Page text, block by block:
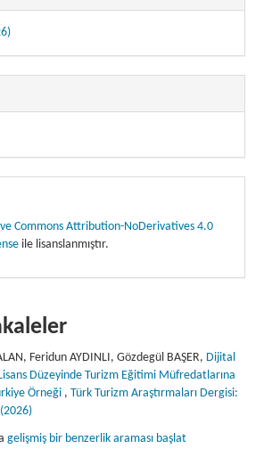
Commons Attribution-NoDerivatives 4.0
ile lisanslanmıştır.
Feridun AYDINLI, Gözdegül BAŞER, Dijital
Düzeyinde Turizm Eğitimi Müfredatlarına
Örneği , Türk Turizm Araştırmaları Dergisi:
gelişmiş bir benzerlik araması başlat